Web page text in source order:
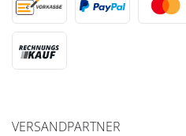
VERSANDPARTNER